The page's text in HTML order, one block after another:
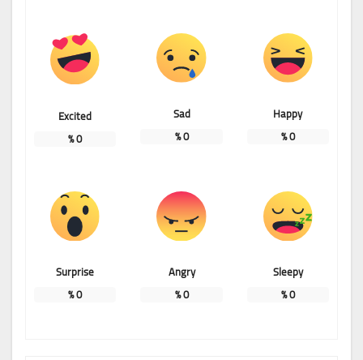
Happy
0
%
Sad
0
%
Excited
0
%
Sleepy
0
%
Angry
0
%
Surprise
0
%